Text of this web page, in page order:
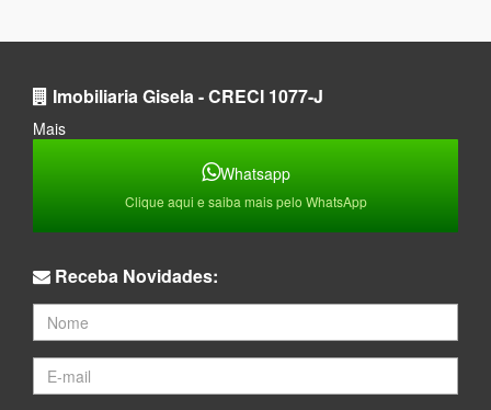
Imobiliaria Gisela - CRECI 1077-J
Mais
Whatsapp
Clique aqui e saiba mais pelo WhatsApp
Receba Novidades: